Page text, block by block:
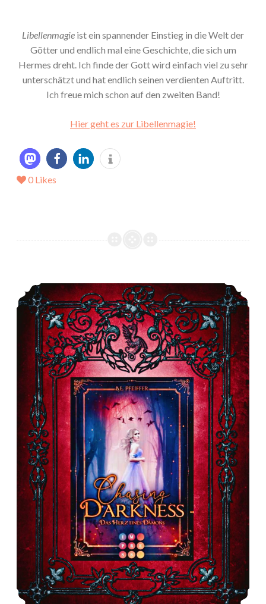
Libellenmagie ist ein spannender Einstieg in die Welt der
Götter und endlich mal eine Geschichte, die sich um
Hermes dreht. Ich finde der Gott wird einfach viel zu sehr
unterschätzt und hat endlich seinen verdienten Auftritt.
Ich freue mich schon auf den zweiten Band!
Hier geht es zur Libellenmagie!
0 Likes
*Rezension* -> Chasing Darkness von B. E. Pfeiffer